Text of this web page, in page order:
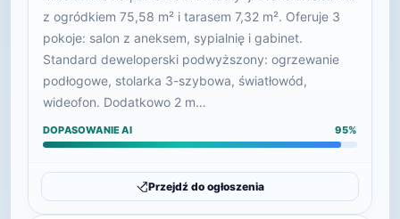
z ogródkiem 75,58 m² i tarasem 7,32 m². Oferuje 3
pokoje: salon z aneksem, sypialnię i gabinet.
Standard deweloperski podwyższony: ogrzewanie
podłogowe, stolarka 3-szybowa, światłowód,
wideofon. Dodatkowo 2 m…
DOPASOWANIE AI 95%
Przejdź do ogłoszenia